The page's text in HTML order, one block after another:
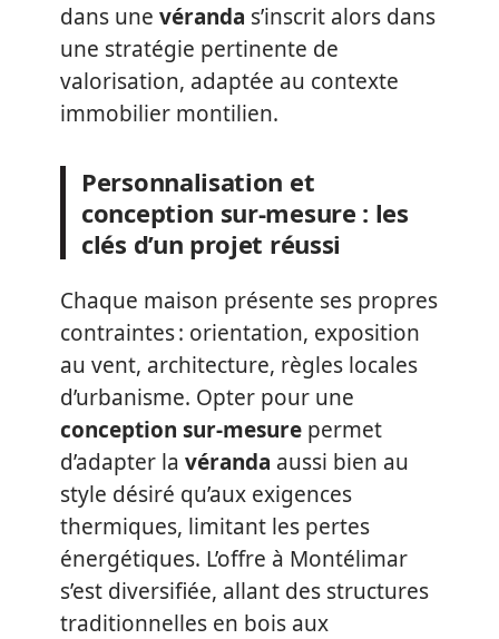
dans une véranda s’inscrit alors dans
une stratégie pertinente de
valorisation, adaptée au contexte
immobilier montilien.
Personnalisation et
conception sur-mesure : les
clés d’un projet réussi
Chaque maison présente ses propres
contraintes : orientation, exposition
au vent, architecture, règles locales
d’urbanisme. Opter pour une
conception sur-mesure permet
d’adapter la véranda aussi bien au
style désiré qu’aux exigences
thermiques, limitant les pertes
énergétiques. L’offre à Montélimar
s’est diversifiée, allant des structures
traditionnelles en bois aux